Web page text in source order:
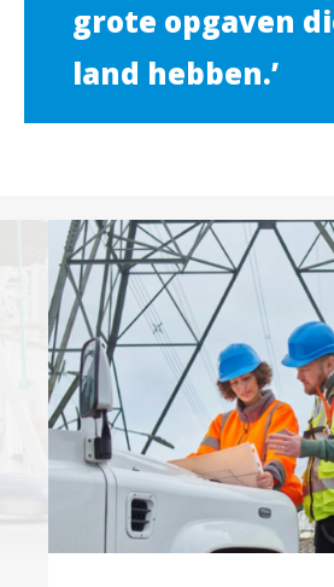
grote opgaven
land hebben.’